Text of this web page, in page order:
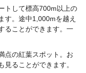
トして標高700m以上の
す。途中1,000mを越え
ることができます。一
点の紅葉スポット。お
ることができます。